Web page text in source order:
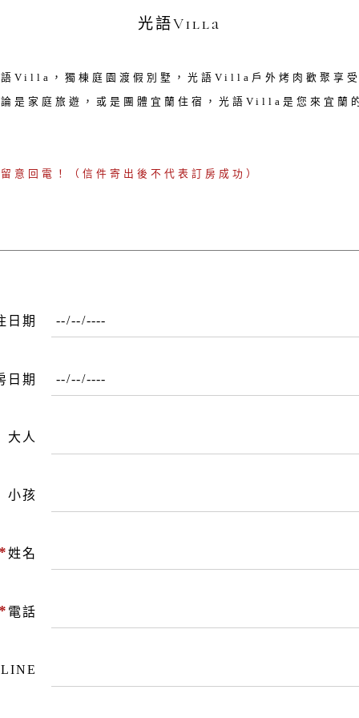
光語Villa
語Villa，獨棟庭園渡假別墅，光語Villa戶外烤肉歡聚享
是家庭旅遊，或是團體宜蘭住宿，光語Villa是您來宜蘭
意回電！（信件寄出後不代表訂房成功）
日期
日期
大人
小孩
姓名
電話
LINE